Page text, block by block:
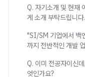
Q. 자기소개 및 현재
게 소개 부탁드립니다.
"SI/SM 기업에서 백
까지 전반적인 개발
Q. 이미 전공자이신
엇인가요?